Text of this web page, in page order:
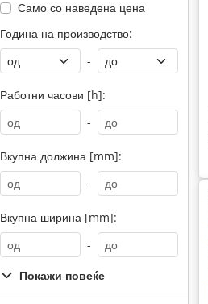
Само со наведена цена
Година на производство:
-
Работни часови [h]:
-
Вкупна должина [mm]:
-
Вкупна ширина [mm]:
-
Покажи повеќе